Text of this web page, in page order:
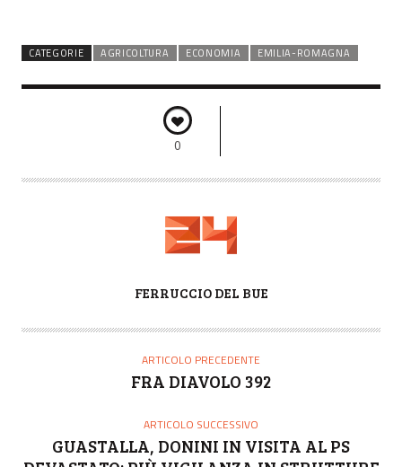
CATEGORIE AGRICOLTURA ECONOMIA EMILIA-ROMAGNA
0
T
FERRUCCIO DEL BUE
ARTICOLO PRECEDENTE
FRA DIAVOLO 392
ARTICOLO SUCCESSIVO
GUASTALLA, DONINI IN VISITA AL PS